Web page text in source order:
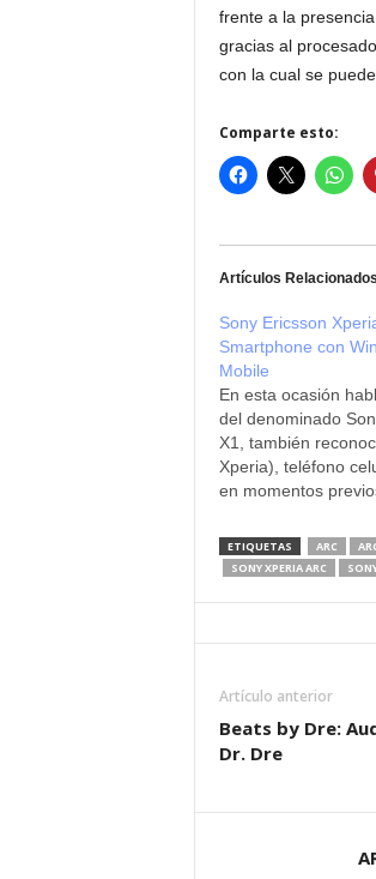
frente a la
gracias al
con la cual se
Comparte esto:
Artículos Relacionados
Sony Ericsson
Smartphone con
Mobile
En esta ocasión
del denominado
X1, también
Xperia), teléfono
en momentos
como la próxima
para el iPhone de
ETIQUETAS ARC
SONY XPERIA ARC
Artículo anterior
Beats by Dre:
Dr. Dre